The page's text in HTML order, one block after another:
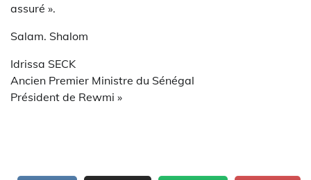
assuré ».
Salam. Shalom
Idrissa SECK
Ancien Premier Ministre du Sénégal
Président de Rewmi »